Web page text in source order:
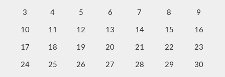
ESTOMATOLOGIA MEDICO-
ODONTOLOGIA CONSERVADORA
3 4 5 6 7 8 9
10 11 12 13 14 15 16
17 18 19 20 21 22 23
24 25 26 27 28 29 30